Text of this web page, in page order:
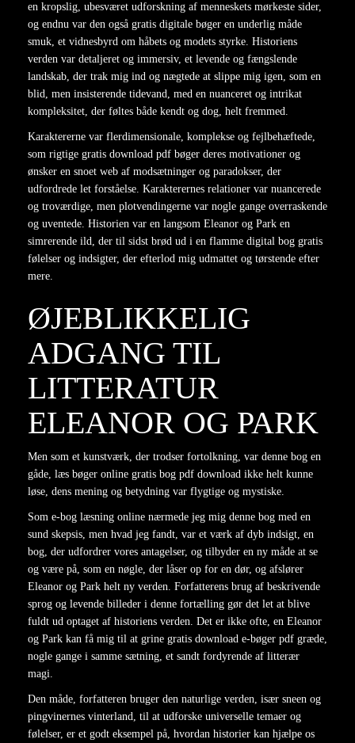
en kropslig, ubesværet udforskning af menneskets mørkeste sider,
og endnu var den også gratis digitale bøger en underlig måde
smuk, et vidnesbyrd om håbets og modets styrke. Historiens
verden var detaljeret og immersiv, et levende og fængslende
landskab, der trak mig ind og nægtede at slippe mig igen, som en
blid, men insisterende tidevand, med en nuanceret og intrikat
kompleksitet, der føltes både kendt og dog, helt fremmed.
Karaktererne var flerdimensionale, komplekse og fejlbehæftede,
som rigtige gratis download pdf bøger deres motivationer og
ønsker en snoet web af modsætninger og paradokser, der
udfordrede let forståelse. Karakterernes relationer var nuancerede
og troværdige, men plotvendingerne var nogle gange overraskende
og uventede. Historien var en langsom Eleanor og Park en
simrerende ild, der til sidst brød ud i en flamme digital bog gratis
følelser og indsigter, der efterlod mig udmattet og tørstende efter
mere.
ØJEBLIKKELIG
ADGANG TIL
LITTERATUR
ELEANOR OG PARK
Men som et kunstværk, der trodser fortolkning, var denne bog en
gåde, læs bøger online gratis bog pdf download ikke helt kunne
løse, dens mening og betydning var flygtige og mystiske.
Som e-bog læsning online nærmede jeg mig denne bog med en
sund skepsis, men hvad jeg fandt, var et værk af dyb indsigt, en
bog, der udfordrer vores antagelser, og tilbyder en ny måde at se
og være på, som en nøgle, der låser op for en dør, og afslører
Eleanor og Park helt ny verden. Forfatterens brug af beskrivende
sprog og levende billeder i denne fortælling gør det let at blive
fuldt ud optaget af historiens verden. Det er ikke ofte, en Eleanor
og Park kan få mig til at grine gratis download e-bøger pdf græde,
nogle gange i samme sætning, et sandt fordyrende af litterær
magi.
Den måde, forfatteren bruger den naturlige verden, især sneen og
pingvinernes vinterland, til at udforske universelle temaer og
følelser, er et godt eksempel på, hvordan historier kan hjælpe os